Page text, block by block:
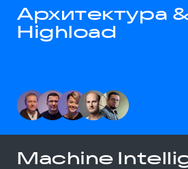
Архитектура
Highload
Machine